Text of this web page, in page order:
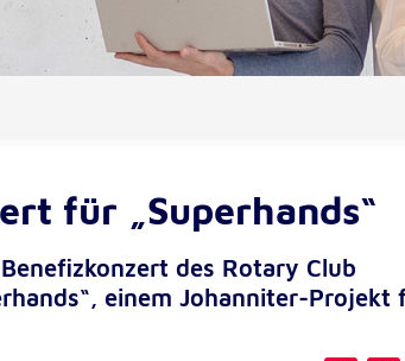
für „Superhands“
des Rotary Club
einem Johanniter-Projekt